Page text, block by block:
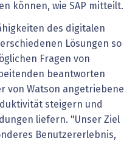
können, wie SAP mitteilt.
des digitalen
Lösungen so
Fragen von
beantworten
von Watson angetriebene
steigern und
liefern. "Unser Ziel
Benutzererlebnis,